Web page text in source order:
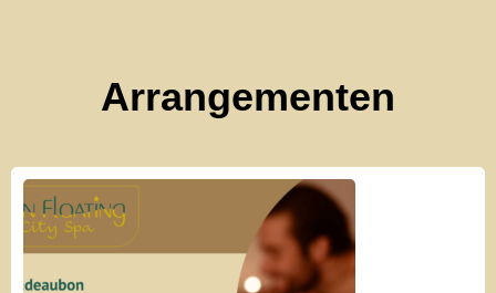
Arrangementen